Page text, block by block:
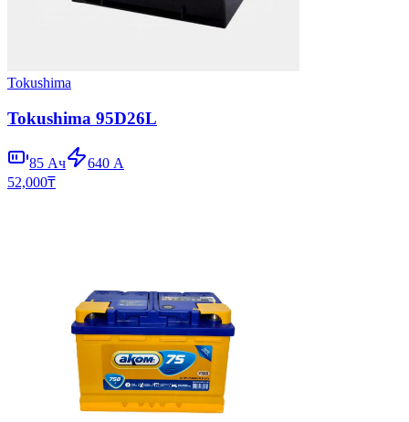
Tokushima
Tokushima 95D26L
85 Ач 640 А
52,000₸